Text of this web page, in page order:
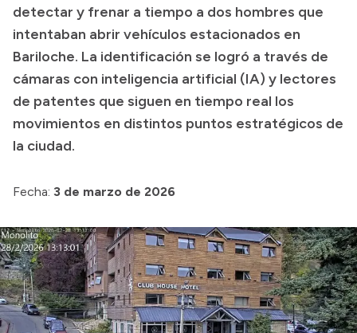
Invertí en Río Negro
Transparencia
Presupuesto
Boletín Oficial
Consulta de expedientes
Convocatorias
Intranet
Login
detectar y frenar a tiempo a dos hombres que
intentaban abrir vehículos estacionados en
Bariloche. La identificación se logró a través de
cámaras con inteligencia artificial (IA) y lectores
de patentes que siguen en tiempo real los
movimientos en distintos puntos estratégicos de
la ciudad.
Fecha: 3 de marzo de 2026